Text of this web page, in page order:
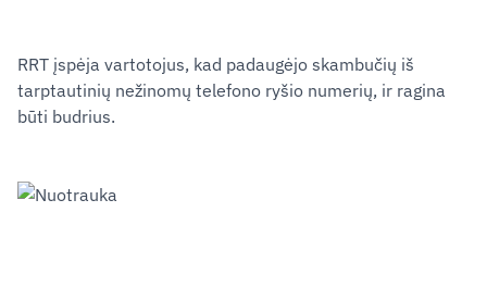
RRT įspėja vartotojus, kad padaugėjo skambučių iš
tarptautinių nežinomų telefono ryšio numerių, ir ragina
būti budrius.